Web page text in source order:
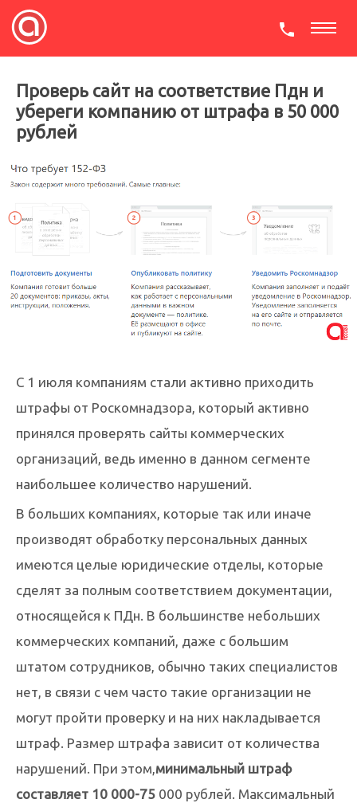
Проверь сайт на соответствие Пдн и
убереги компанию от штрафа в 50 000
рублей
С 1 июля компаниям стали активно приходить
штрафы от Роскомнадзора, который активно
принялся проверять сайты коммерческих
организаций, ведь именно в данном сегменте
наибольшее количество нарушений.
В больших компаниях, которые так или иначе
производят обработку персональных данных
имеются целые юридические отделы, которые
сделят за полным соответствием документации,
относящейся к ПДн. В большинстве небольших
коммерческих компаний, даже с большим
штатом сотрудников, обычно таких специалистов
нет, в связи с чем часто такие организации не
могут пройти проверку и на них накладывается
штраф. Размер штрафа зависит от количества
нарушений. При этом,минимальный штраф
составляет 10 000-75 000 рублей. Максимальный